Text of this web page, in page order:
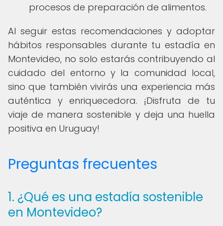
procesos de preparación de alimentos.
Al seguir estas recomendaciones y adoptar
hábitos responsables durante tu estadía en
Montevideo, no solo estarás contribuyendo al
cuidado del entorno y la comunidad local,
sino que también vivirás una experiencia más
auténtica y enriquecedora. ¡Disfruta de tu
viaje de manera sostenible y deja una huella
positiva en Uruguay!
Preguntas frecuentes
1. ¿Qué es una estadía sostenible
en Montevideo?